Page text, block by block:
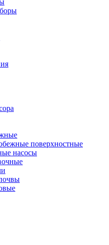
поверхностные
насосы